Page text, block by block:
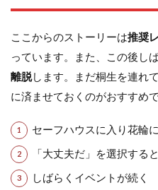
ここからのストーリーは推奨
っています。また、この後し
離脱します。まだ桐生を連れ
に済ませておくのがおすすめで
セーフハウスに入り花輪
「大丈夫だ」を選択する
しばらくイベントが続く